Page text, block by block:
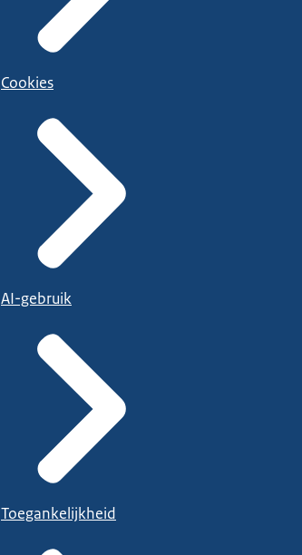
Cookies
AI-gebruik
Toegankelijkheid